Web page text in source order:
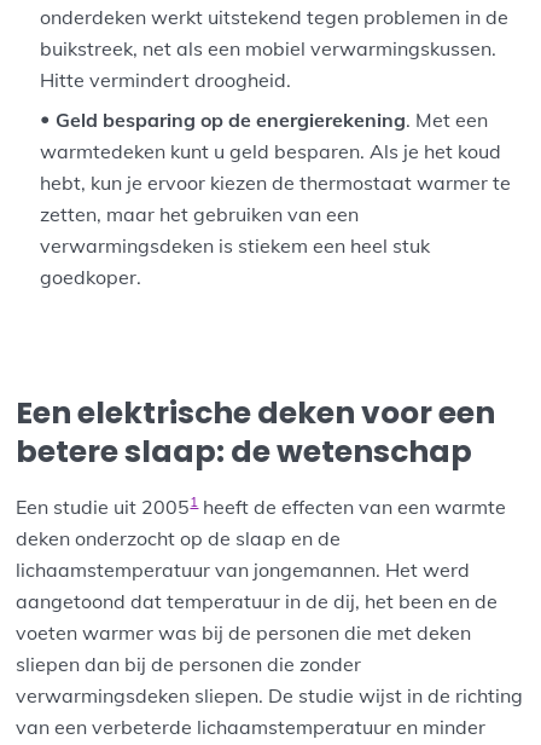
onderdeken werkt uitstekend tegen problemen in de
buikstreek, net als een mobiel verwarmingskussen.
Hitte vermindert droogheid.
Geld besparing op de energierekening. Met een
warmtedeken kunt u geld besparen. Als je het koud
hebt, kun je ervoor kiezen de thermostaat warmer te
zetten, maar het gebruiken van een
verwarmingsdeken is stiekem een heel stuk
goedkoper.
Een elektrische deken voor een
betere slaap: de wetenschap
Een studie uit 20051heeft de effecten van een warmte
deken onderzocht op de slaap en de
lichaamstemperatuur van jongemannen. Het werd
aangetoond dat temperatuur in de dij, het been en de
voeten warmer was bij de personen die met deken
sliepen dan bij de personen die zonder
verwarmingsdeken sliepen. De studie wijst in de richting
van een verbeterde lichaamstemperatuur en minder